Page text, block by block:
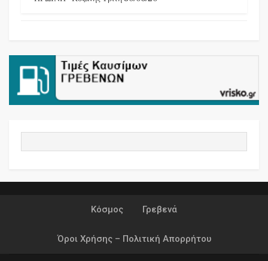
Κόσμος Γρεβενά
Όροι Χρήσης – Πολιτική Απορρήτου